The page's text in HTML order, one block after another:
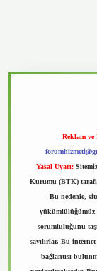
Reklam ve
Yasal Uyarı:
Kurumu (BTK)
Bu nedenle,
yükümlülüğümüz
sorumluluğunu
sayılırlar. Bu
bağlantısı